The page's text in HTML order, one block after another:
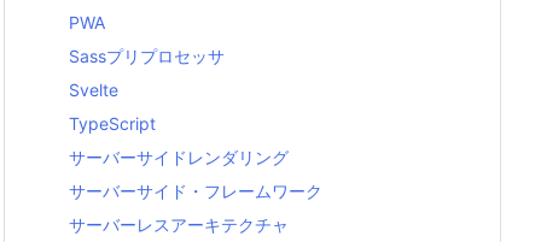
PWA
Sassプリプロセッサ
Svelte
TypeScript
サーバーサイドレンダリング
サーバーサイド・フレームワーク
サーバーレスアーキテクチャ